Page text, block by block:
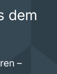
dem
–